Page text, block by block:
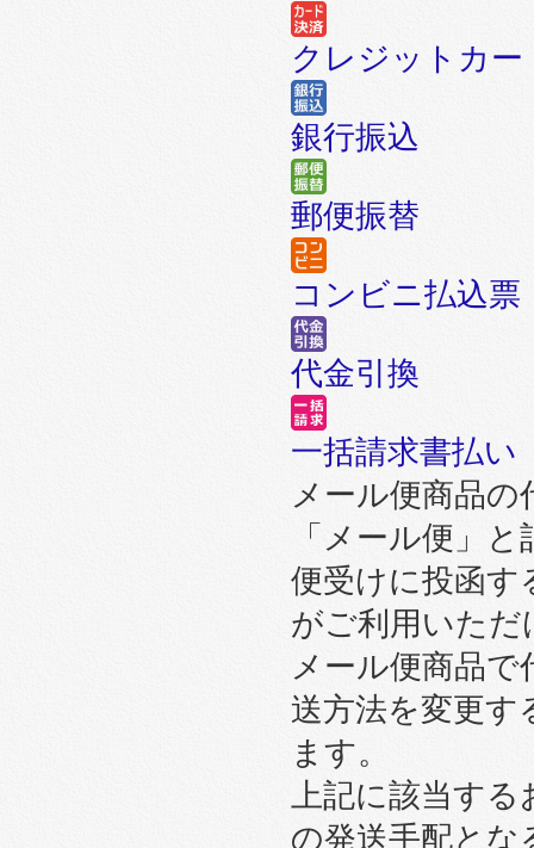
クレジットカー
銀行振込
郵便振替
コンビニ払込票
代金引換
一括請求書払い
メール便商品の
「メール便」
便受けに投函す
がご利用いただ
メール便商品で
送方法を変更す
ます。
上記に該当する
の発送手配とな